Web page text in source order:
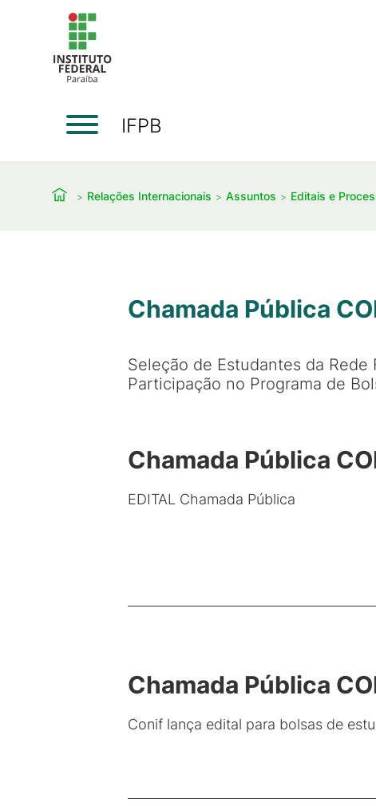
IFPB
Relações Internacionais Assuntos Editais e
Chamada Pública
Seleção de Estudantes da
Participação no Programa de
Chamada Pública
EDITAL Chamada Pública
Chamada Pública
Conif lança edital para bolsas de